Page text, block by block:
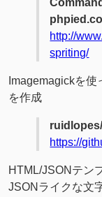
http://
spriting/
Imagemagickを
を作成
https://
HTML/JSONテン
JSONライクな文